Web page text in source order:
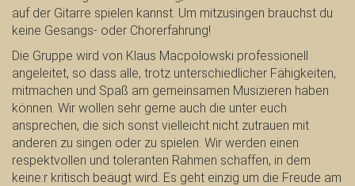
auf der Gitarre spielen kannst. Um mitzusingen brauchst du
keine Gesangs- oder Chorerfahrung!
Die Gruppe wird von Klaus Macpolowski professionell
angeleitet, so dass alle, trotz unterschiedlicher Fähigkeiten,
mitmachen und Spaß am gemeinsamen Musizieren haben
können. Wir wollen sehr gerne auch die unter euch
ansprechen, die sich sonst vielleicht nicht zutrauen mit
anderen zu singen oder zu spielen. Wir werden einen
respektvollen und toleranten Rahmen schaffen, in dem
keine:r kritisch beäugt wird. Es geht einzig um die Freude am